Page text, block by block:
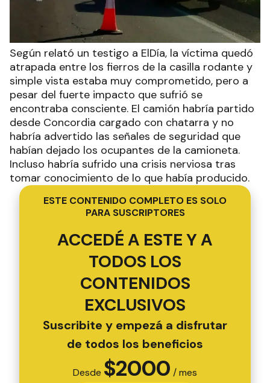
Según relató un testigo a ElDía, la víctima quedó
atrapada entre los fierros de la casilla rodante y
simple vista estaba muy comprometido, pero a
pesar del fuerte impacto que sufrió se
encontraba consciente. El camión habría partido
desde Concordia cargado con chatarra y no
habría advertido las señales de seguridad que
habían dejado los ocupantes de la camioneta.
Incluso habría sufrido una crisis nerviosa tras
tomar conocimiento de lo que había producido.
ESTE CONTENIDO COMPLETO ES SOLO
PARA SUSCRIPTORES
ACCEDÉ A ESTE Y A
TODOS LOS
CONTENIDOS
EXCLUSIVOS
Suscribite y empezá a disfrutar
de todos los beneficios
Desde $2000 / mes